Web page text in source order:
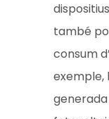
també
consum
exemple,
generada